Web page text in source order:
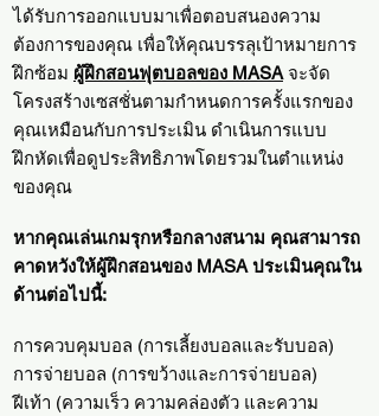
ได้รับการออกแบบมาเพื่อตอบสนองความ
ต้องการของคุณ เพื่อให้คุณบรรลุเป้าหมายการ
ฝึกซ้อม ผู้ฝึกสอนฟุตบอลของ MASA จะจัด
โครงสร้างเซสชั่นตามกำหนดการครั้งแรกของ
คุณเหมือนกับการประเมิน ดำเนินการแบบ
ฝึกหัดเพื่อดูประสิทธิภาพโดยรวมในตำแหน่ง
ของคุณ
หากคุณเล่นเกมรุกหรือกลางสนาม คุณสามารถ
คาดหวังให้ผู้ฝึกสอนของ MASA ประเมินคุณใน
ด้านต่อไปนี้:
การควบคุมบอล (การเลี้ยงบอลและรับบอล)
การจ่ายบอล (การขว้างและการจ่ายบอล)
ฝีเท้า (ความเร็ว ความคล่องตัว และความ